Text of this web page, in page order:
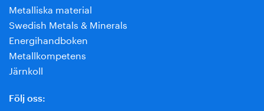
Metalliska material
Swedish Metals & Minerals
Energihandboken
Metallkompetens
Järnkoll
Följ oss: